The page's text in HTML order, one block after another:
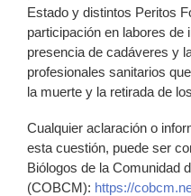
Estado y distintos Peritos
participación en labores
presencia de cadáveres y
profesionales sanitarios
la muerte y la retirada de
Cualquier aclaración o
esta cuestión, puede ser
Biólogos de la Comunidad
(COBCM): https://